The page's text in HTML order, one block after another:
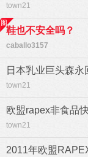
town21
鞋也不安全吗？
caballo3157
日本乳业巨头森
town21
欧盟rapex非食品
town21
2011年欧盟